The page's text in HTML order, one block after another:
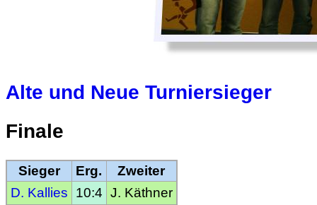
Alte und Neue Turniersieger
Finale
Sieger Erg.
Zweiter
D. Kallies
10:4 J. Käthner